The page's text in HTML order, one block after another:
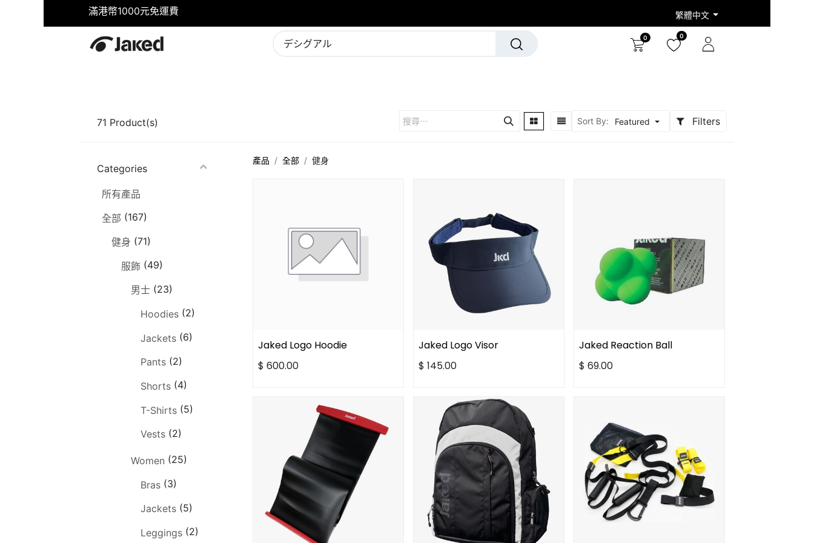
滿港幣1000元免運費 繁體中文
0 0
71 Product(s) Sort By: Featured Filters
Categories
所有產品
全部 (167)
健身 (71)
服飾 (49)
男士 (23)
Hoodies (2)
Jackets (6)
Pants (2)
Shorts (4)
T-Shirts (5)
Vests (2)
Women (25)
Bras (3)
Jackets (5)
Leggings (2)
產品 全部 健身
Jaked Logo Hoodie
$ 600.00
Jaked Logo Visor
$ 145.00
Jaked Reaction Ball
$ 69.00